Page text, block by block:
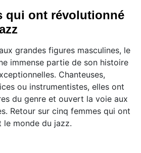
qui ont révolutionné
grandes figures masculines, le
immense partie de son histoire
Chanteuses,
ou instrumentistes, elles ont
du genre et ouvert la voie aux
Retour sur cinq femmes qui ont
le monde du jazz.